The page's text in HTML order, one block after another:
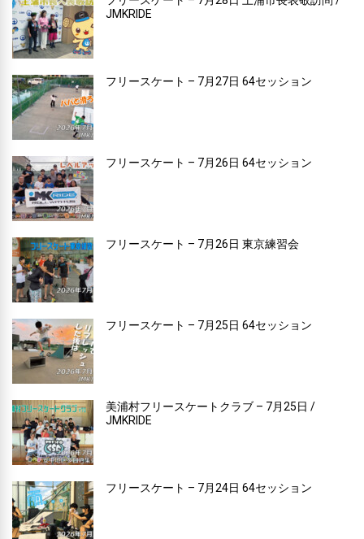
JMKRIDE
フリースケート – 7月27日 64セッション
フリースケート – 7月26日 64セッション
フリースケート – 7月26日 東京練習会
フリースケート – 7月25日 64セッション
美浦村フリースケートクラブ – 7月25日 /
JMKRIDE
フリースケート – 7月24日 64セッション